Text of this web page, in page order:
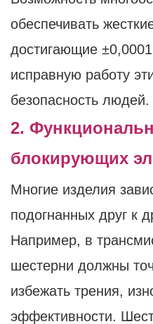
обеспечивать
достигающие
исправную работу
безопасность людей.
2.
блокирующих
Многие изделия
подогнанных друг к
Например, в
шестерни должны
избежать трения,
эффективности.